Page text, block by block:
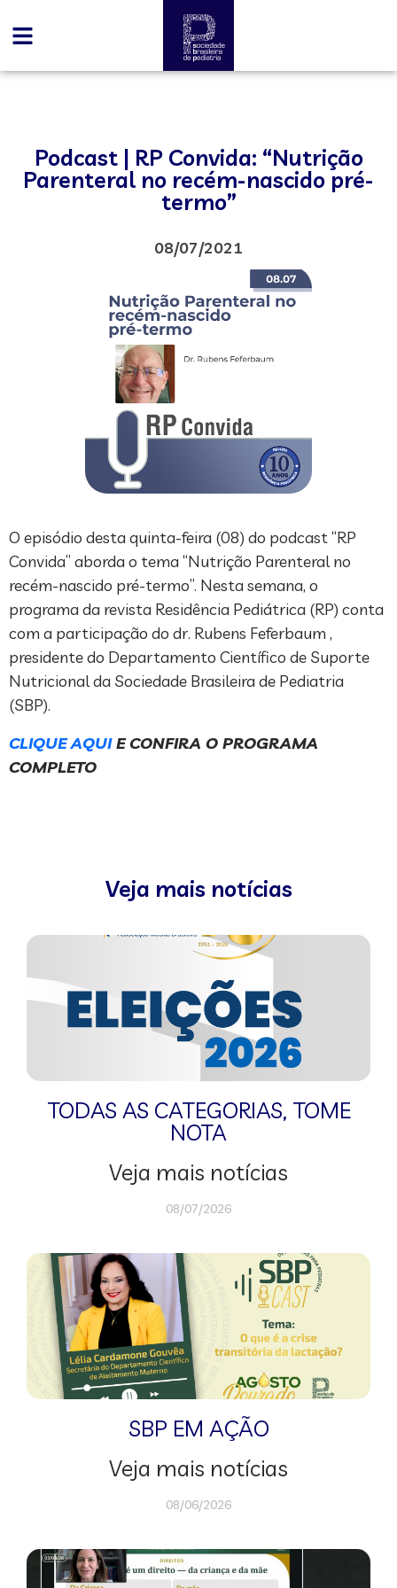
Podcast | RP Convida: “Nutrição
Parenteral no recém-nascido pré-
termo”
08/07/2021
O episódio desta quinta-feira (08) do podcast “RP
Convida” aborda o tema “Nutrição Parenteral no
recém-nascido pré-termo”. Nesta semana, o
programa da revista Residência Pediátrica (RP) conta
com a participação do dr. Rubens Feferbaum ,
presidente do Departamento Científico de Suporte
Nutricional da Sociedade Brasileira de Pediatria
(SBP).
CLIQUE AQUIE CONFIRA O PROGRAMA
COMPLETO
Veja mais notícias
TODAS AS CATEGORIAS, TOME
NOTA
Veja mais notícias
08/07/2026
SBP EM AÇÃO
Veja mais notícias
08/06/2026